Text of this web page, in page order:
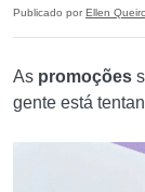
Publicado por Ellen
As promoções
gente está